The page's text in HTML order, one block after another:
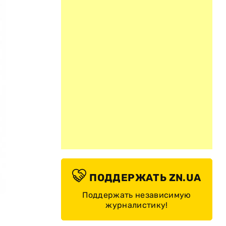
ПОДДЕРЖАТЬ ZN.UA
Поддержать независимую
журналистику!